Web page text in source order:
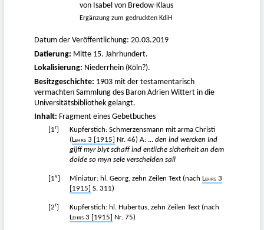
von Isabel von Bredow-Klaus
Ergänzung zum gedruckten KdiH
Datum der Veröffentlichung: 20.03.2019
Datierung: Mitte 15. Jahrhundert.
Lokalisierung: Niederrhein (Köln?).
Besitzgeschichte: 1903 mit der testamentarisch
vermachten Sammlung des Baron Adrien Wittert in die
Universitätsbibliothek gelangt.
Inhalt: Fragment eines Gebetbuches
[1r
Kupferstich: Schmerzensmann mit arma Christi
( Lehrs 3 [1915] Nr. 46) A: ... den ind wercken Ind
gijff myr blyt schaff ind entliche sicherheit an dem
doide so myn sele verscheiden sall
[1v Miniatur: hl. Georg, zehn Zeilen Text (nach Lehrs 3
[1915]
S. 311)
[2r
Kupferstich: hl. Hubertus, zehn Zeilen Text (nach
Lehrs 3 [1915]
Nr. 75)